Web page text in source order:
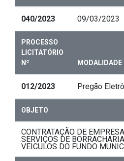
040/2023 09/03/2023
PROCESSO
LICITATÓRIO
Nº
MODALIDADE
012/2023 Pregão
OBJETO
CONTRATAÇÃO DE
SERVIÇOS DE
VEICULOS DO FUNDO